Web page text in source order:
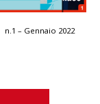
n.1 – Gennaio 2022